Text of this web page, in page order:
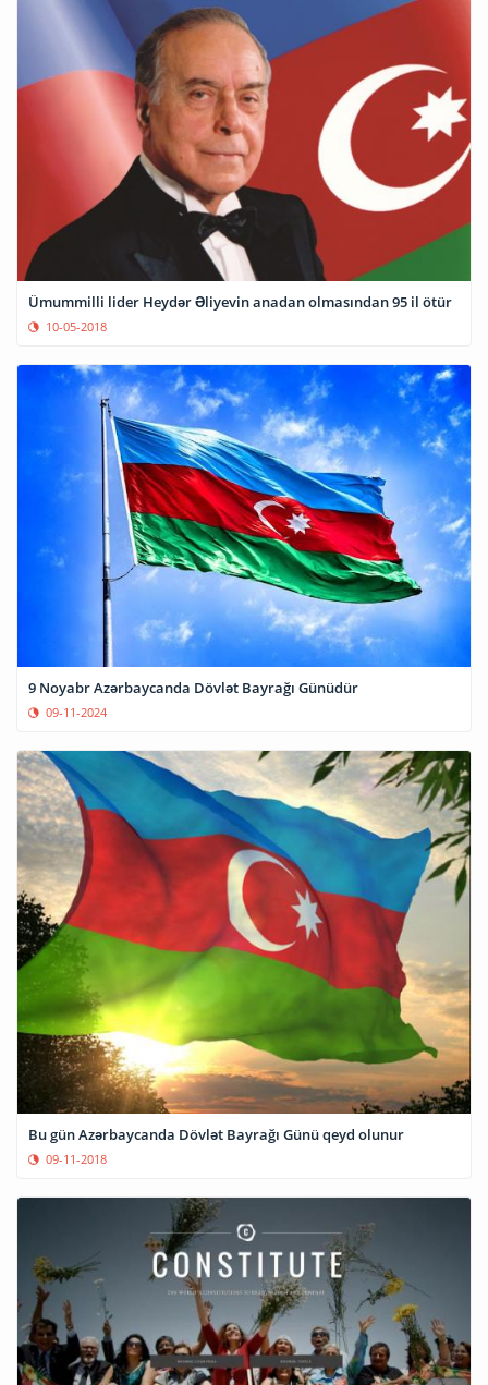
Ümummilli lider Heydər Əliyevin anadan olmasından 95 il ötür
10-05-2018
9 Noyabr Azərbaycanda Dövlət Bayrağı Günüdür
09-11-2024
Bu gün Azərbaycanda Dövlət Bayrağı Günü qeyd olunur
09-11-2018